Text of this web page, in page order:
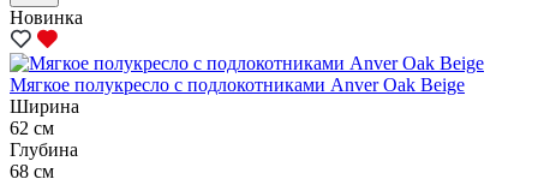
Новинка
Мягкое полукресло с подлокотниками Anver Oak Beige
Ширина
62 см
Глубина
68 см